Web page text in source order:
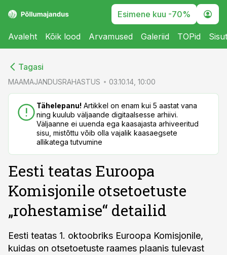
Esimene kuu -70%
Avaleht Kõik lood Arvamused Galeriid TOPid
Tagasi
MAAMAJANDUSRAHASTUS 03.10.14, 10:00
Tähelepanu! Artikkel on enam kui 5 aastat vana
ning kuulub väljaande digitaalsesse arhiivi.
Väljaanne ei uuenda ega kaasajasta arhiveeritud
sisu, mistõttu võib olla vajalik kaasaegsete
allikatega tutvumine
Eesti teatas Euroopa
Komisjonile otsetoetuste
„rohestamise“ detailid
Eesti teatas 1. oktoobriks Euroopa Komisjonile,
kuidas on otsetoetuste raames plaanis tulevast